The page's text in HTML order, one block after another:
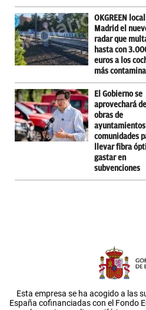
OKGREEN
Madrid el
radar que
hasta con
euros a los
más
El Gobierno se
aprovechará
obras de
comunidades
llevar fibra
gastar en
subvenciones
Esta empresa se ha acogido a las
España cofinanciadas con el Fondo